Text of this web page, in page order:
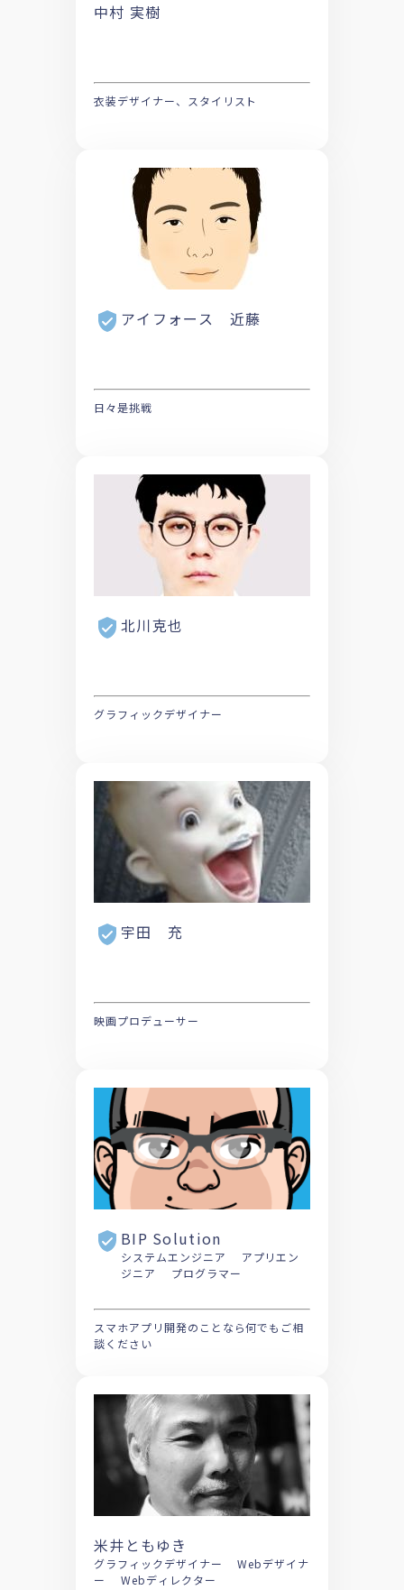
中村 実樹
衣装デザイナー、スタイリスト
アイフォース 近藤
日々是挑戦
北川克也
グラフィックデザイナー
宇田 充
映画プロデューサー
BIP Solution
システムエンジニア アプリエン
ジニア プログラマー
スマホアプリ開発のことなら何でもご相
談ください
米井ともゆき
グラフィックデザイナー Webデザイナ
ー Webディレクター